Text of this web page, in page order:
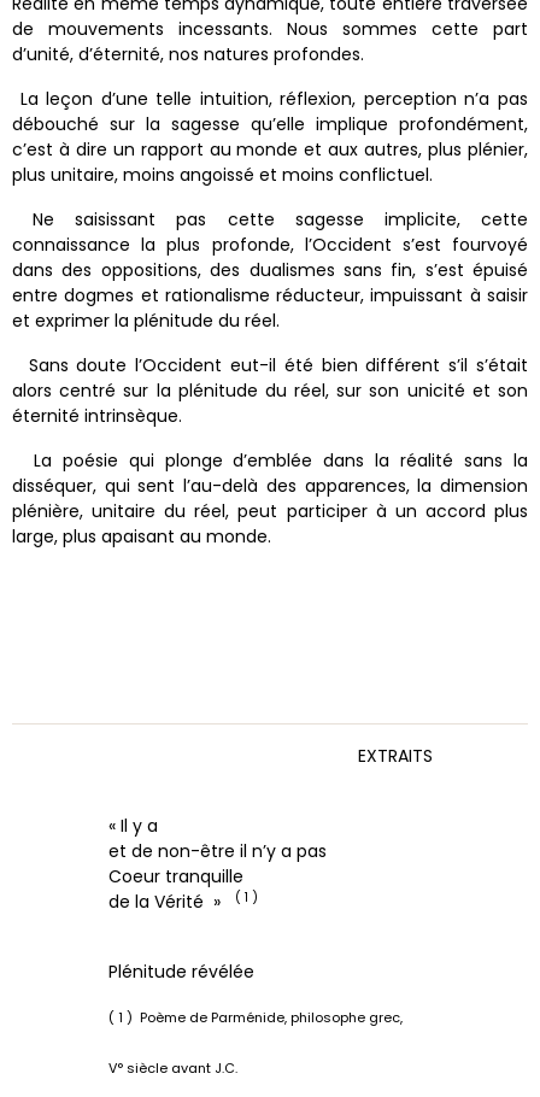
de mouvements incessants. Nous sommes cette part
d’unité, d’éternité, nos natures profondes.
La leçon d’une telle intuition, réflexion, perception n’a pas
débouché sur la sagesse qu’elle implique profondément,
c’est à dire un rapport au monde et aux autres, plus plénier,
plus unitaire, moins angoissé et moins conflictuel.
Ne saisissant pas cette sagesse implicite, cette
connaissance la plus profonde, l’Occident s’est fourvoyé
dans des oppositions, des dualismes sans fin, s’est épuisé
entre dogmes et rationalisme réducteur, impuissant à saisir
et exprimer la plénitude du réel.
Sans doute l’Occident eut-il été bien différent s’il s’était
alors centré sur la plénitude du réel, sur son unicité et son
éternité intrinsèque.
La poésie qui plonge d’emblée dans la réalité sans la
disséquer, qui sent l’au-delà des apparences, la dimension
plénière, unitaire du réel, peut participer à un accord plus
large, plus apaisant au monde.
EXTRAITS
« Il y a
et de non-être il n’y a pas
Coeur tranquille
de la Vérité »
( 1 )
Plénitude révélée
( 1 ) Poème de Parménide, philosophe grec,
V° siècle avant J.C.